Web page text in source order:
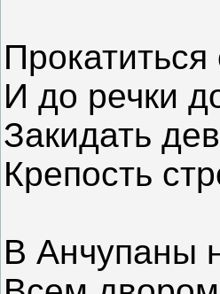
И до речки
Закидать
Крепость
В Анчупаны